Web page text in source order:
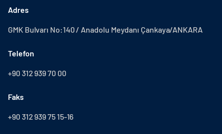
Adres
GMK Bulvarı No:140 / Anadolu Meydanı Çankaya/ANKARA
Telefon
+90 312 939 70 00
Faks
+90 312 939 75 15-16